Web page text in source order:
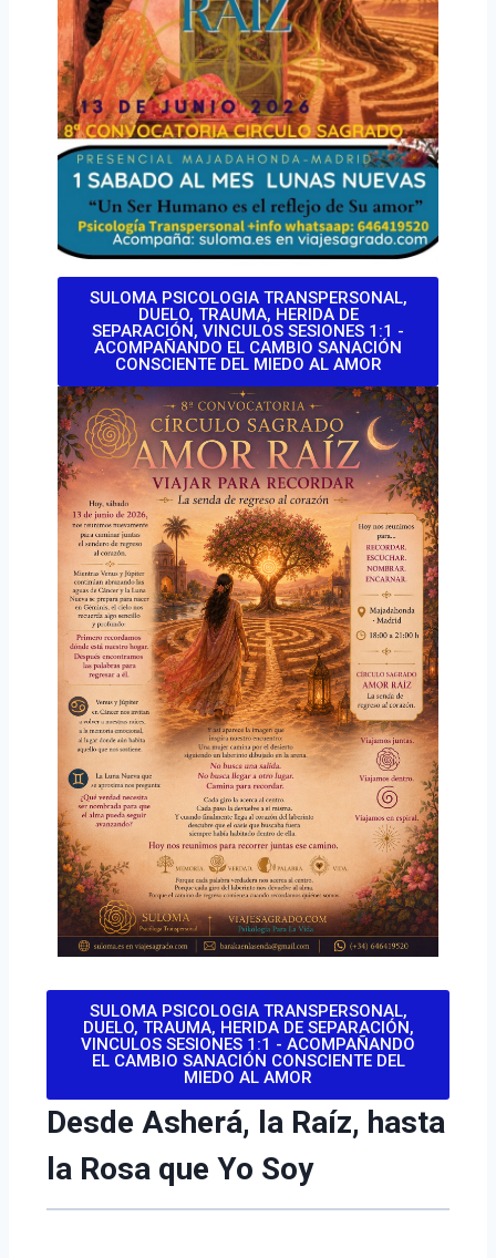
SULOMA PSICOLOGIA TRANSPERSONAL,
DUELO, TRAUMA, HERIDA DE
SEPARACIÓN, VINCULOS SESIONES 1:1 -
ACOMPAÑANDO EL CAMBIO SANACIÓN
CONSCIENTE DEL MIEDO AL AMOR
SULOMA PSICOLOGIA TRANSPERSONAL,
DUELO, TRAUMA, HERIDA DE SEPARACIÓN,
VINCULOS SESIONES 1:1 - ACOMPAÑANDO
EL CAMBIO SANACIÓN CONSCIENTE DEL
MIEDO AL AMOR
Desde Asherá, la Raíz, hasta
la Rosa que Yo Soy